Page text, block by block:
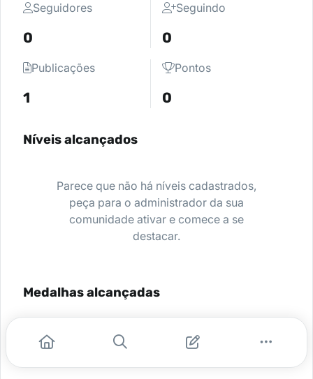
Seguidores
0
Seguindo
0
Publicações
1
Pontos
0
Níveis alcançados
Parece que não há níveis cadastrados,
peça para o administrador da sua
comunidade ativar e comece a se
destacar.
Medalhas alcançadas
Nenhuma medalha encontrada